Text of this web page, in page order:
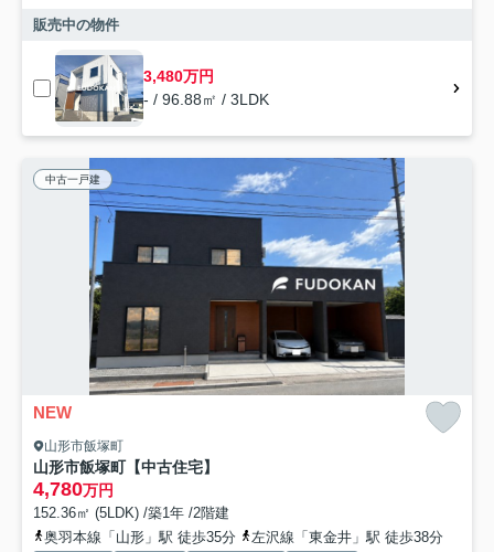
販売中の物件
3,480万円
- / 96.88㎡ / 3LDK
中古一戸建
NEW
山形市飯塚町
山形市飯塚町【中古住宅】
4,780万円
152.36㎡ (5LDK) /築1年 /2階建
奥羽本線「山形」駅 徒歩35分
左沢線「東金井」駅 徒歩38分